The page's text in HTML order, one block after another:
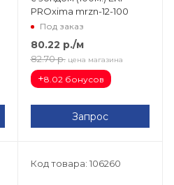
PROxima mrzn-12-100
Под заказ
80.22 р./м
82.70 р. цена магазина
+8.02 бонусов
Запрос
Код товара: 106260